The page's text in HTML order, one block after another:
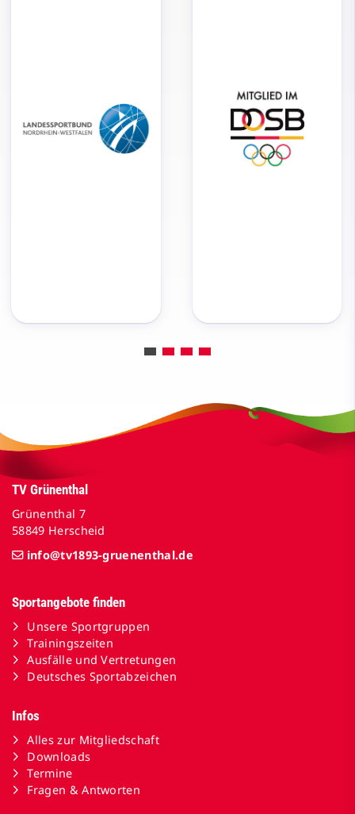
TV Grünenthal
Grünenthal 7
58849 Herscheid
info@tv1893-gruenenthal.de
Sportangebote finden
Unsere Sportgruppen
Trainingszeiten
Ausfälle und Vertretungen
Deutsches Sportabzeichen
Infos
Alles zur Mitgliedschaft
Downloads
Termine
Fragen & Antworten